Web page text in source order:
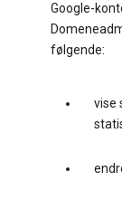
Google-
følgende:
vise